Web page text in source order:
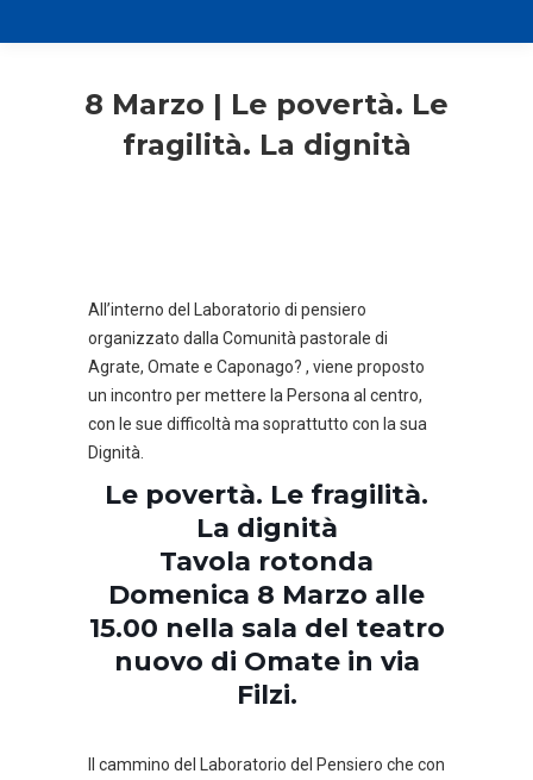
8 Marzo | Le povertà. Le
fragilità. La dignità
All’interno del Laboratorio di pensiero
organizzato dalla Comunità pastorale di
Agrate, Omate e Caponago? , viene proposto
un incontro per mettere la Persona al centro,
con le sue difficoltà ma soprattutto con la sua
Dignità.
Le povertà. Le fragilità.
La dignità
Tavola rotonda
Domenica 8 Marzo alle
15.00 nella sala del teatro
nuovo di Omate in via
Filzi.
Il cammino del Laboratorio del Pensiero che con